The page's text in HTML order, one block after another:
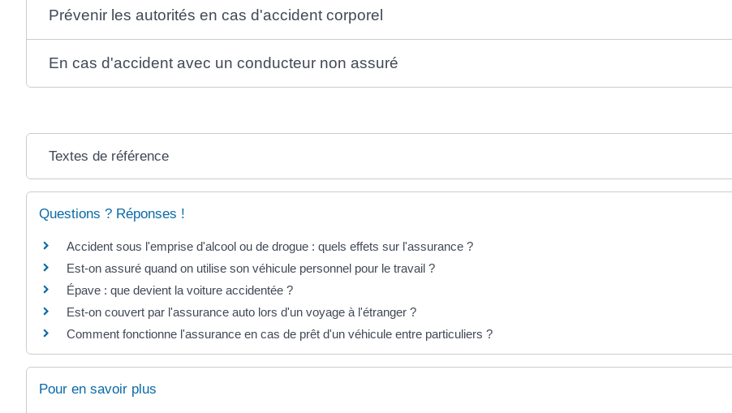
Prévenir les autorités en cas d'accident corporel
En cas d'accident avec un conducteur non assuré
Textes de référence
Questions ? Réponses !
Accident sous l'emprise d'alcool ou de drogue : quels effets sur l'assurance ?
Est-on assuré quand on utilise son véhicule personnel pour le travail ?
Épave : que devient la voiture accidentée ?
Est-on couvert par l'assurance auto lors d'un voyage à l'étranger ?
Comment fonctionne l'assurance en cas de prêt d'un véhicule entre particuliers ?
Pour en savoir plus